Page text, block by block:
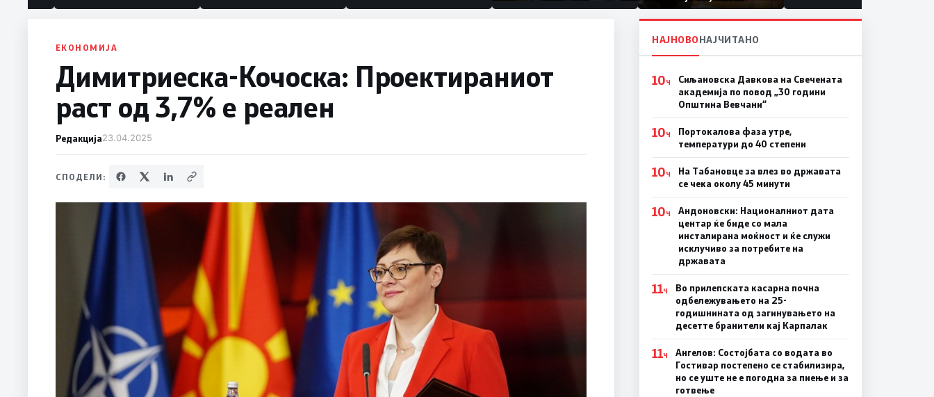
половина тунел во слепа
првачиња помалку
ЕКОНОМИЈА
Димитриеска-Кочоска: Проектираниот
раст од 3,7% е реален
Редакција23.04.2025
СПОДЕЛИ:
НАЈНОВОНАЈЧИТАНО
10Ч
Сиљановска Давкова на Свечената
академија по повод „30 години
Општина Вевчани“
10Ч
Портокалова фаза утре,
температури до 40 степени
10Ч
На Табановце за влез во државата
се чека околу 45 минути
10Ч
Андоновски: Националниот дата
центар ќе биде со мала
инсталирана моќност и ќе служи
исклучиво за потребите на
државата
11Ч
Во прилепската касарна почна
одбележувањето на 25-
годишнината од загинувањето на
десетте бранители кај Карпалак
11Ч
Ангелов: Состојбата со водата во
Гостивар постепено се стабилизира,
но се уште не е погодна за пиење и за
готвење